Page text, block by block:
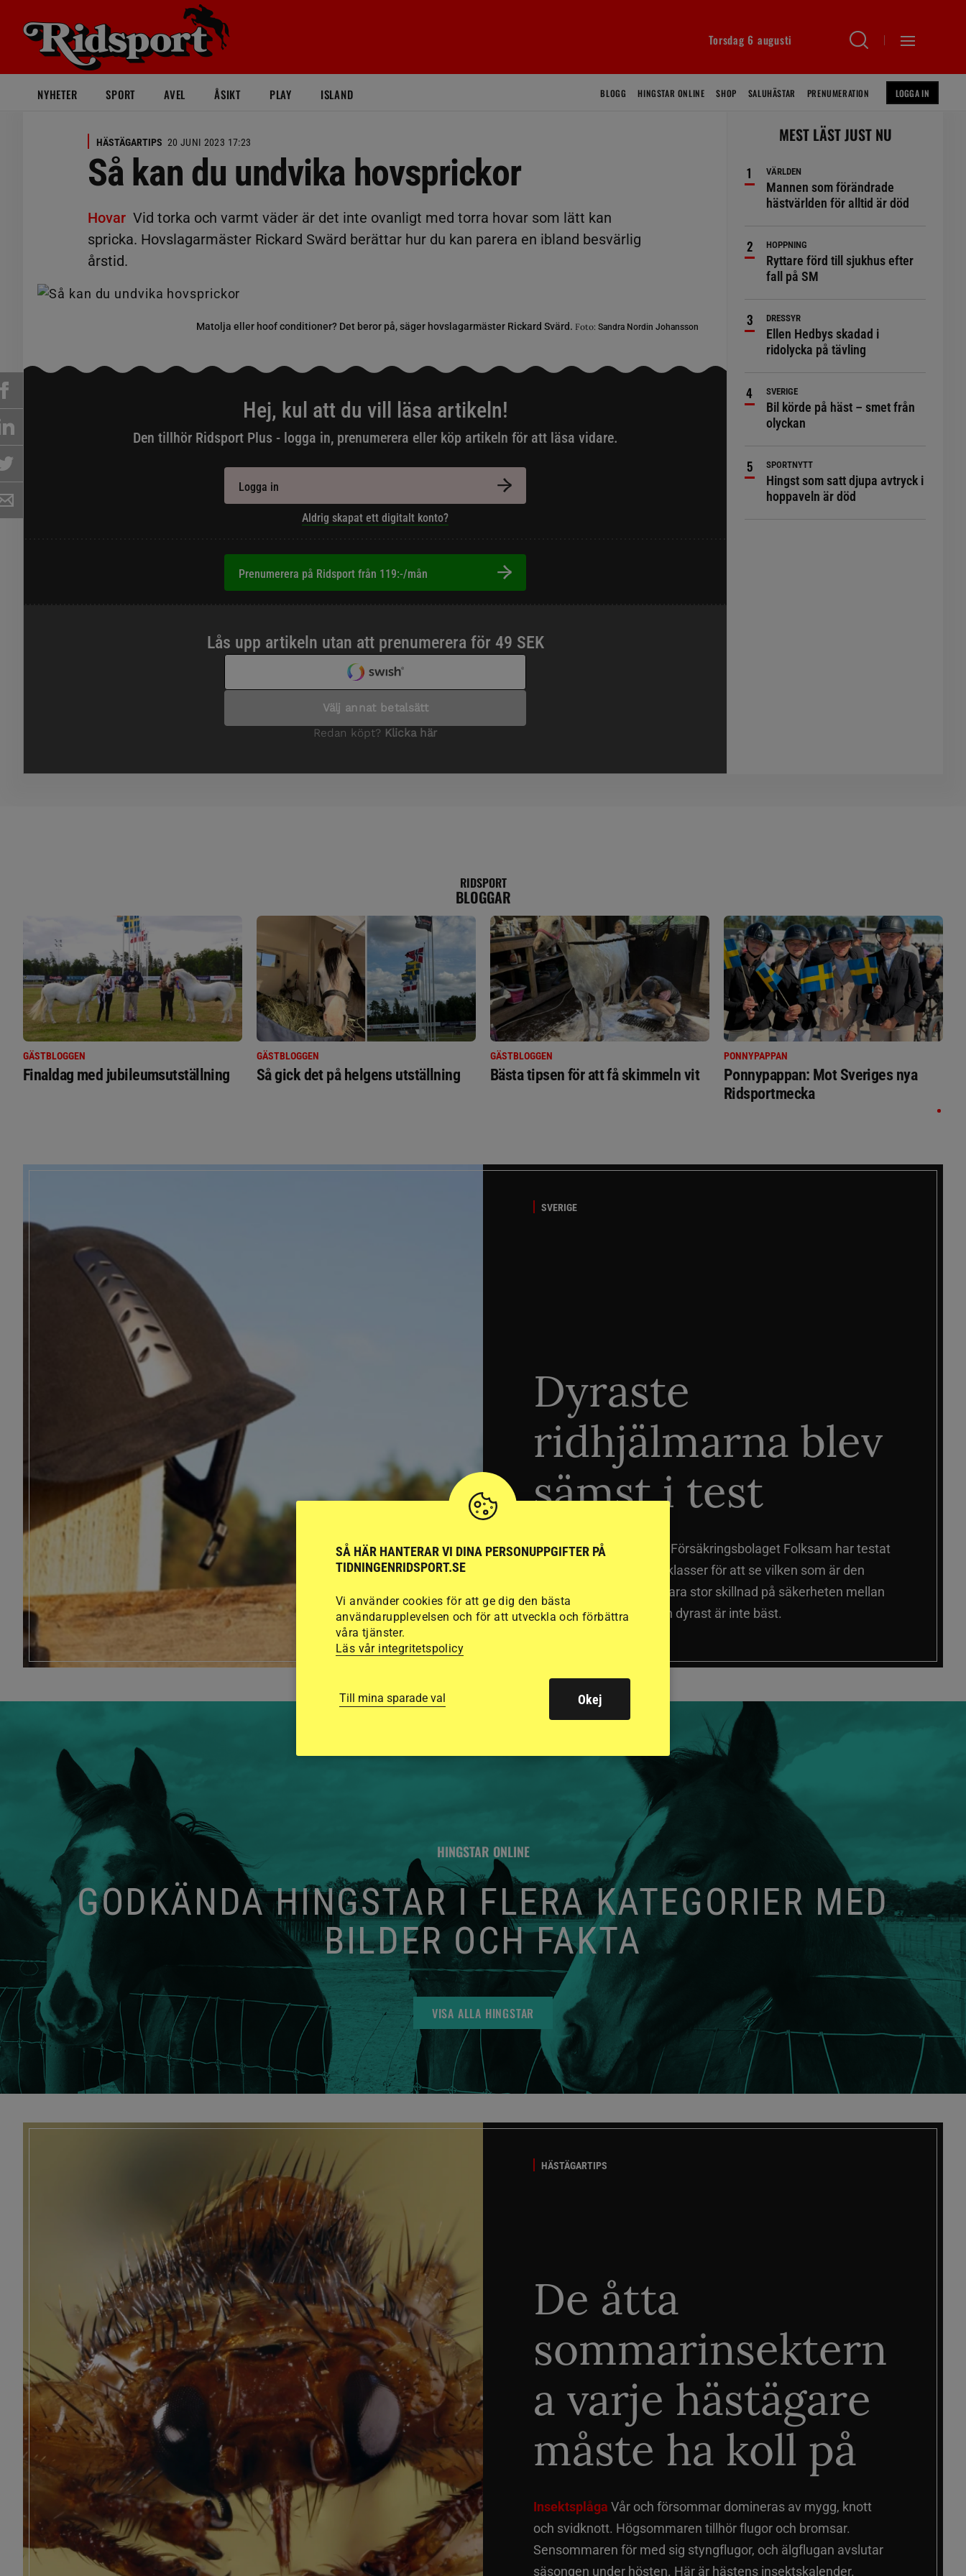
Torsdag 6 augusti
NYHETER SPORT AVEL ÅSIKT PLAY ISLAND BLOGG HINGSTAR ONLINE SHOP SALUHÄSTAR PRENUMERATION LOGGA IN
HÄSTÄGARTIPS 20 JUNI 2023 17:23
Så kan du undvika hovsprickor
Hovar Vid torka och varmt väder är det inte ovanligt med torra hovar som lätt kan
spricka. Hovslagarmäster Rickard Swärd berättar hur du kan parera en ibland besvärlig
årstid.
Matolja eller hoof conditioner? Det beror på, säger hovslagarmäster Rickard Svärd. Foto: Sandra Nordin Johansson
Hej, kul att du vill läsa artikeln!
Den tillhör Ridsport Plus - logga in, prenumerera eller köp artikeln för att läsa vidare.
Logga in
Aldrig skapat ett digitalt konto?
Prenumerera på Ridsport från 119:-/mån
MEST LÄST JUST NU
VÄRLDEN
Mannen som förändrade
hästvärlden för alltid är död
HOPPNING
Ryttare förd till sjukhus efter
fall på SM
DRESSYR
Ellen Hedbys skadad i
ridolycka på tävling
SVERIGE
Bil körde på häst – smet från
olyckan
SPORTNYTT
Hingst som satt djupa avtryck i
hoppaveln är död
RIDSPORT
BLOGGAR
GÄSTBLOGGEN
Finaldag med jubileumsutställning
GÄSTBLOGGEN
Så gick det på helgens utställning
GÄSTBLOGGEN
Bästa tipsen för att få skimmeln vit
PONNYPAPPAN
Ponnypappan: Mot Sveriges nya
Ridsportmecka
SVERIGE
Dyraste
ridhjälmarna blev
sämst i test
Stort test av ridhjälmar Försäkringsbolaget Folksam har testat
15 ridhjälmar i olika prisklasser för att se vilken som är den
säkraste. Det visar sig vara stor skillnad på säkerheten mellan
de olika hjälmarna – och dyrast är inte bäst.
HINGSTAR ONLINE
GODKÄNDA HINGSTAR I FLERA KATEGORIER MED
BILDER OCH FAKTA
VISA ALLA HINGSTAR
HÄSTÄGARTIPS
De åtta
sommarinsektern
a varje hästägare
måste ha koll på
Insektsplåga Vår och försommar domineras av mygg, knott
och svidknott. Högsommaren tillhör flugor och bromsar.
Sensommaren för med sig styngflugor, och älgflugan avslutar
säsongen under hösten. Här är hästens insektskalender.
SÅ HÄR HANTERAR VI DINA PERSONUPPGIFTER PÅ
TIDNINGENRIDSPORT.SE
Vi använder cookies för att ge dig den bästa
användarupplevelsen och för att utveckla och förbättra
våra tjänster.
Läs vår integritetspolicy
Till mina sparade val Okej